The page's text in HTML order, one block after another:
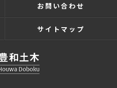
お問い合わせ
サイトマップ